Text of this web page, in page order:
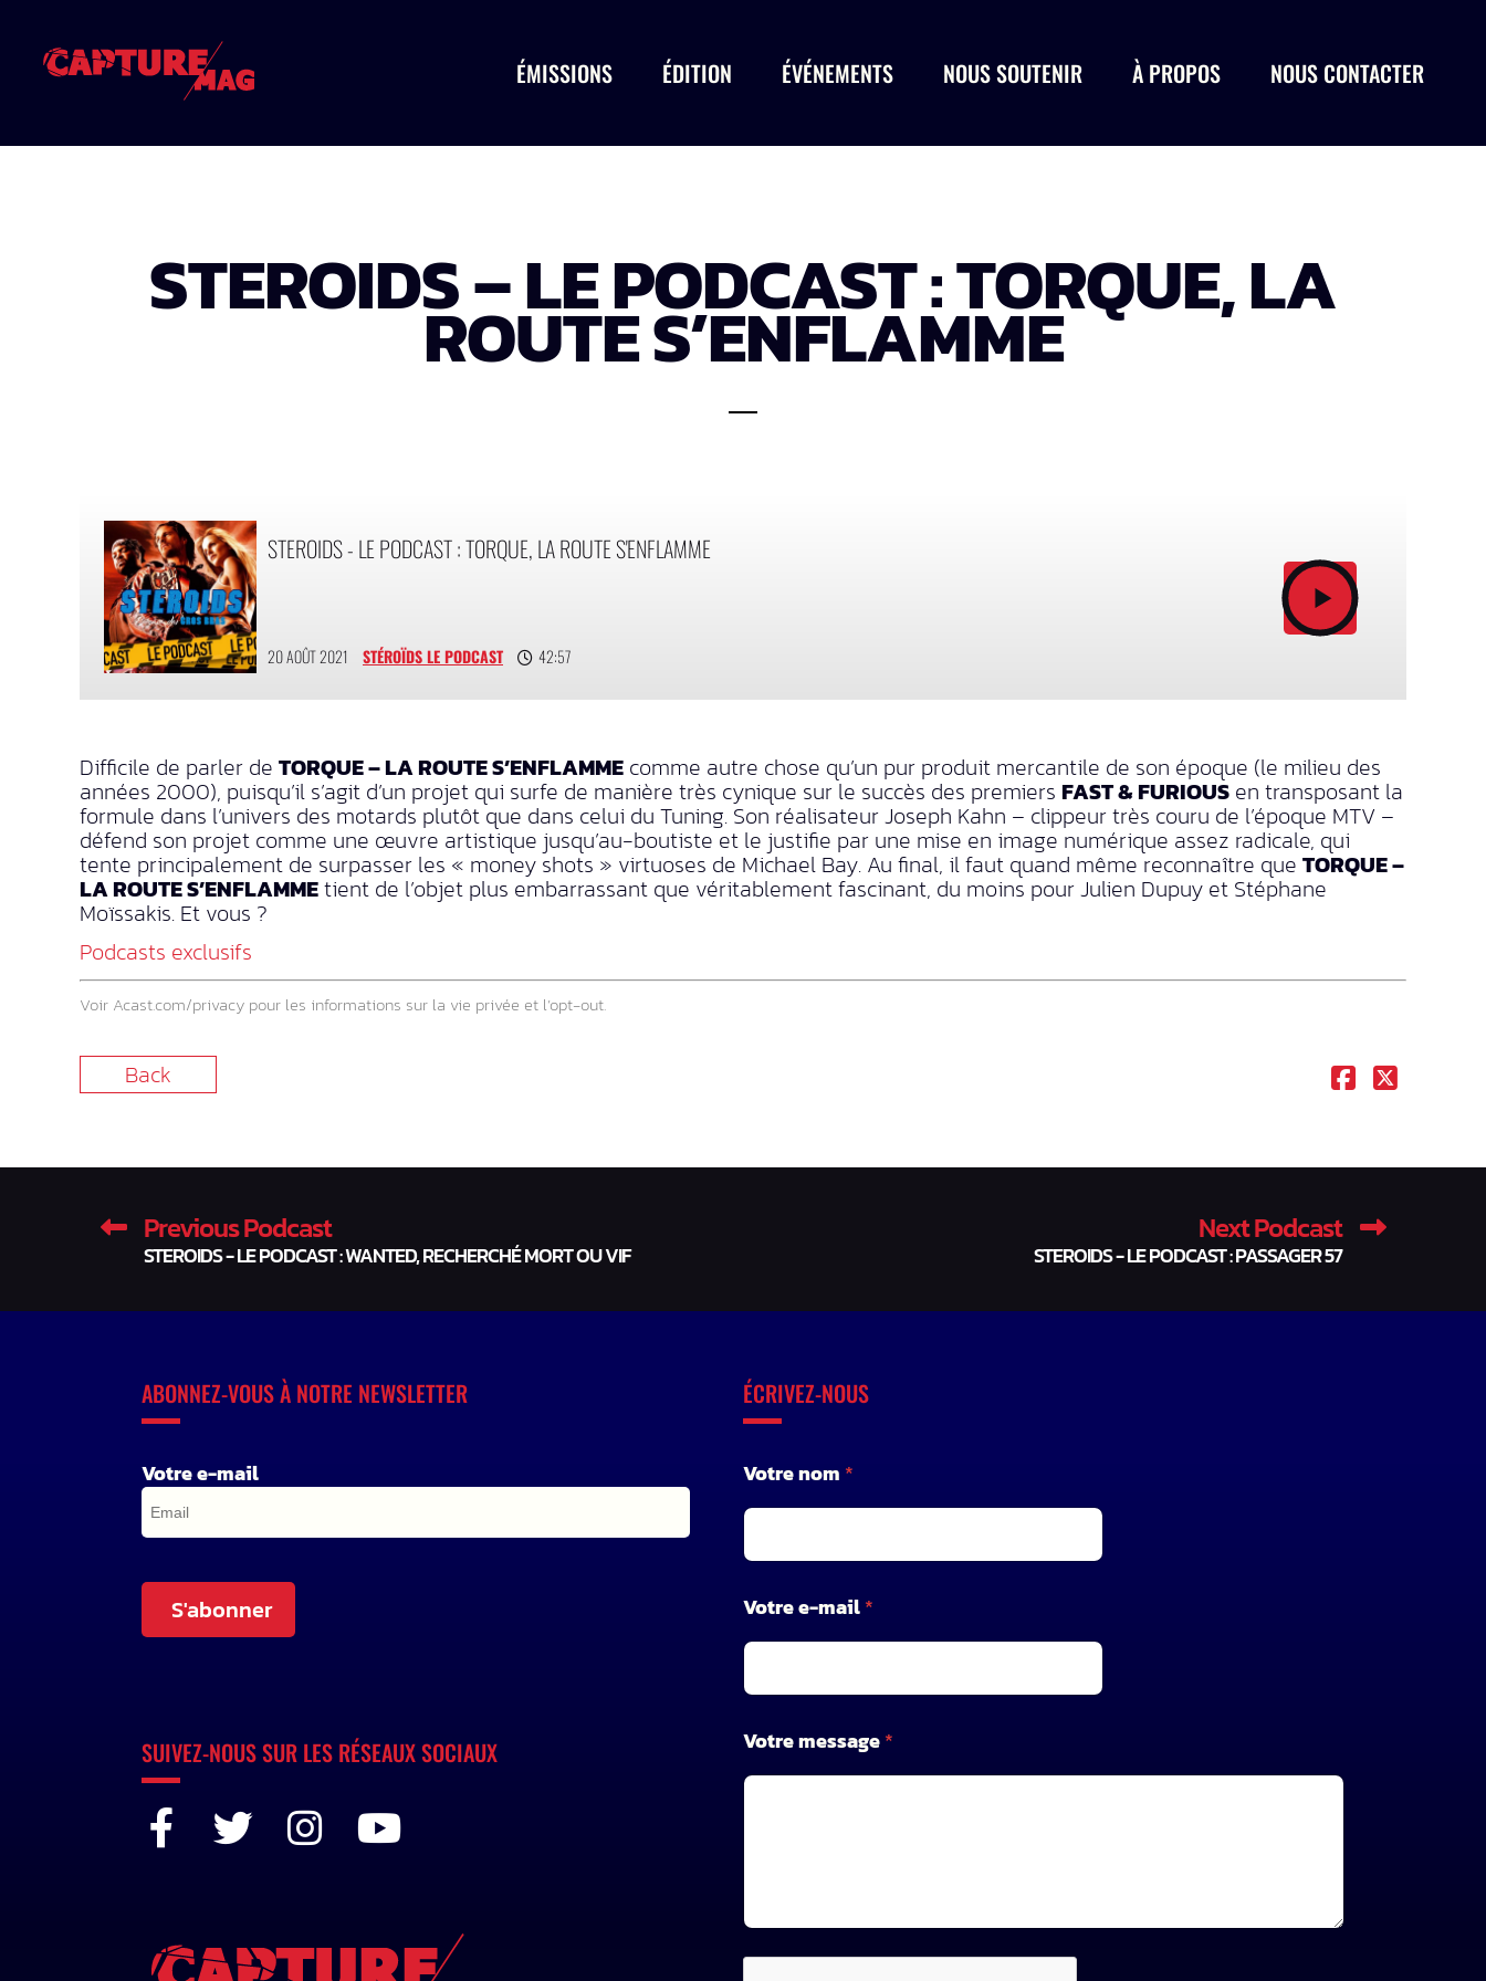
ÉMISSIONS ÉDITION ÉVÉNEMENTS NOUS SOUTENIR À PROPOS NOUS CONTACTER
STEROIDS – LE PODCAST : TORQUE, LA
ROUTE S’ENFLAMME
STEROIDS - LE PODCAST : TORQUE, LA ROUTE S'ENFLAMME
20 AOÛT 2021 STÉROÏDS LE PODCAST 42:57
Difficile de parler de TORQUE – LA ROUTE S’ENFLAMME comme autre chose qu’un pur produit mercantile de son époque (le milieu des
années 2000), puisqu’il s’agit d’un projet qui surfe de manière très cynique sur le succès des premiers FAST & FURIOUS en transposant la
formule dans l’univers des motards plutôt que dans celui du Tuning. Son réalisateur Joseph Kahn – clippeur très couru de l’époque MTV –
défend son projet comme une œuvre artistique jusqu’au-boutiste et le justifie par une mise en image numérique assez radicale, qui
tente principalement de surpasser les « money shots » virtuoses de Michael Bay. Au final, il faut quand même reconnaître que TORQUE –
LA ROUTE S’ENFLAMMEtient de l’objet plus embarrassant que véritablement fascinant, du moins pour Julien Dupuy et Stéphane
Moïssakis. Et vous ?
Podcasts exclusifs
Voir Acast.com/privacy pour les informations sur la vie privée et l’opt-out.
Back
Previous Podcast
STEROIDS - LE PODCAST : WANTED, RECHERCHÉ MORT OU VIF
Next Podcast
STEROIDS - LE PODCAST : PASSAGER 57
ABONNEZ-VOUS À NOTRE NEWSLETTER
Votre e-mail
S'abonner
SUIVEZ-NOUS SUR LES RÉSEAUX SOCIAUX
ÉCRIVEZ-NOUS
*
V
o
t
e
Votre nom *
Votre e-mail*
Votre message*